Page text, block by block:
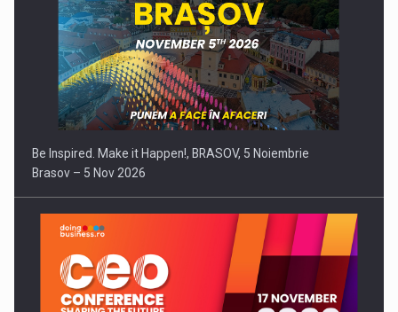
Be Inspired. Make it Happen!, BRASOV, 5 Noiembrie
Brasov – 5 Nov 2026